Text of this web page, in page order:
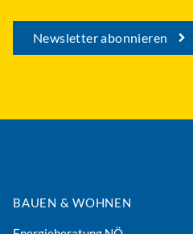
Newsletter abonnieren
BAUEN & WOHNEN